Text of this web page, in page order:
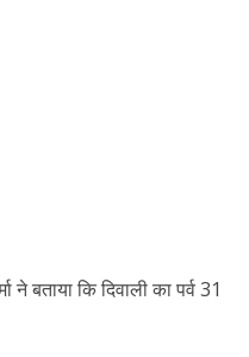
बताया कि दिवाली का पर्व 31